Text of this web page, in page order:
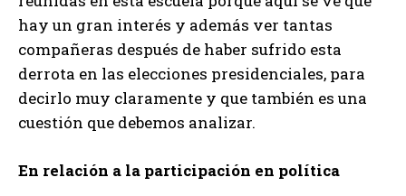
hay un gran interés y además ver tantas
compañeras después de haber sufrido esta
derrota en las elecciones presidenciales, para
decirlo muy claramente y que también es una
cuestión que debemos analizar.
En relación a la participación en política